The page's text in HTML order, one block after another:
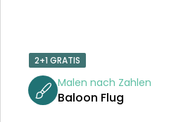
2+1 GRATIS
Malen nach Zahlen
Baloon Flug